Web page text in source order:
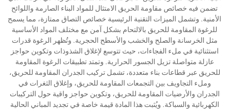
تضمن فيه خصائص مقاومة الحريق الامتثال للمواد البناء الصارمة واللوائح
الأمنية. وتشمل الميزات التقنية الرئيسية خصائص التصاق ممتازة، مما يسمح
للرغوة المقاومة للحريق بالالتحام بشكل آمن مع مختلف المواد الأساسية
مثل الخرسانة والصلح والخشب والأسطح الحجرية. وتُظهر الرغوة قدرات
استثنائية في ملء الفجاءات، حيث تتوسع لإغلاق الشذوذات وتكوين حواجز
عازلة متواصلة تزيل الجسور الحرارية. وتمتد تطبيقات الرغوة المقاومة
للحريق عبر قطاعات بناء متعددة، تشمل تركيب الجدران المقاومة للحريق،
وملء التجاويف بين التجمعات المقاومة للحريق، وإغلاق الثغرات في
الجدران والأرضيات المقاومة للحريق، وتكوين حواجز واقية حول التركيبات
الكهربائية والسباكة. ويُثبت هذا المادة قيمة خاصة في تجديد المباني الحالية